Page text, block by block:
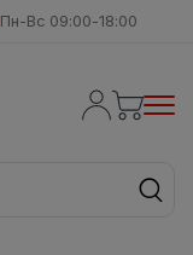
Пн-Вс 09:00-18:00